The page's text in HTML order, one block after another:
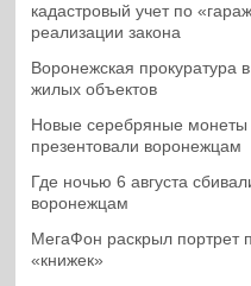
кадастровый учет по
реализации закона
Воронежская прокуратура
жилых объектов
Новые серебряные монеты
презентовали воронежцам
Где ночью 6 августа
воронежцам
МегаФон раскрыл портрет
«книжек»